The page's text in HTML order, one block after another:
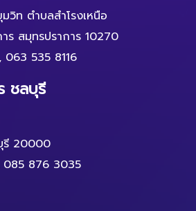
ท ตำบลสำโรงเหนือ
ร สมุทรปราการ 10270
, 063 535 8116
ชลบุรี
รี 20000
085 876 3035